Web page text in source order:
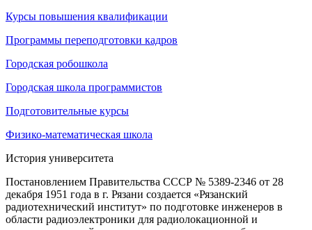
Курсы повышения квалификации
Программы переподготовки кадров
Городская робошкола
Городская школа программистов
Подготовительные курсы
Физико-математическая школа
История университета
Постановлением Правительства СССР № 5389-2346 от 28
декабря 1951 года в г. Рязани создается «Рязанский
радиотехнический институт» по подготовке инженеров в
области радиоэлектроники для радиолокационной и